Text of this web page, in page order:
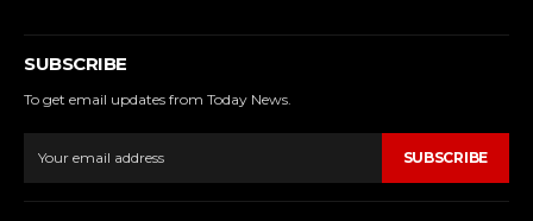
SUBSCRIBE
To get email updates from Today News.
SUBSCRIBE